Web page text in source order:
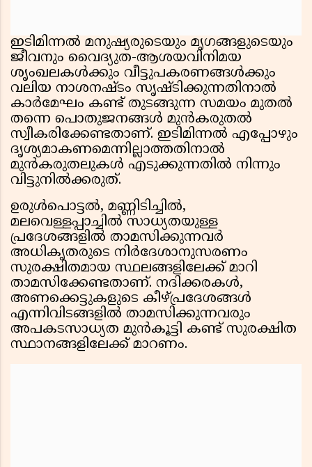
ഇടിമിന്നൽ മനുഷ്യരുടെയും മൃഗങ്ങളുടെയും
ജീവനും വൈദ്യുത-ആശയവിനിമയ
ശൃംഖലകൾക്കും വീട്ടുപകരണങ്ങൾക്കും
വലിയ നാശനഷ്ടം സൃഷ്ടിക്കുന്നതിനാൽ
കാർമേഘം കണ്ട് തുടങ്ങുന്ന സമയം മുതൽ
തന്നെ പൊതുജനങ്ങൾ മുൻകരുതൽ
സ്വീകരിക്കേണ്ടതാണ്. ഇടിമിന്നൽ എപ്പോഴും
ദൃശ്യമാകണമെന്നില്ലാത്തതിനാൽ
മുൻകരുതലുകൾ എടുക്കുന്നതിൽ നിന്നും
വിട്ടുനിൽക്കരുത്.
ഉരുൾപൊട്ടൽ, മണ്ണിടിച്ചിൽ,
മലവെള്ളപ്പാച്ചിൽ സാധ്യതയുള്ള
പ്രദേശങ്ങളിൽ താമസിക്കുന്നവർ
അധികൃതരുടെ നിർദേശാനുസരണം
സുരക്ഷിതമായ സ്ഥലങ്ങളിലേക്ക് മാറി
താമസിക്കേണ്ടതാണ്. നദിക്കരകൾ,
അണക്കെട്ടുകളുടെ കീഴ്പ്രദേശങ്ങൾ
എന്നിവിടങ്ങളിൽ താമസിക്കുന്നവരും
അപകടസാധ്യത മുൻകൂട്ടി കണ്ട് സുരക്ഷിത
സ്ഥാനങ്ങളിലേക്ക് മാറണം.